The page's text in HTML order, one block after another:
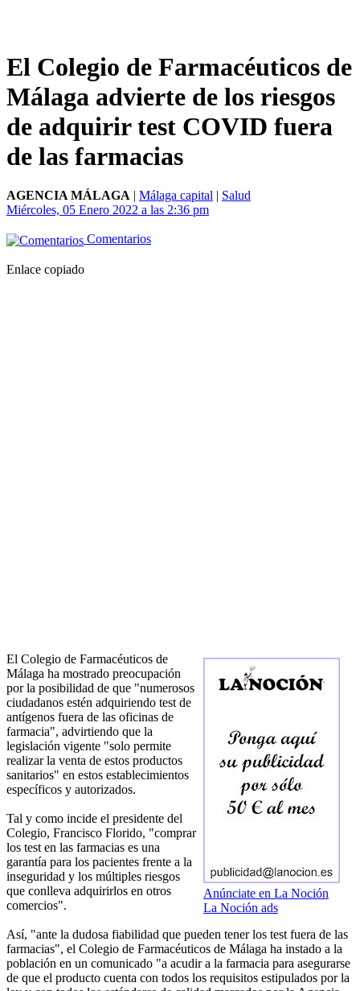
El Colegio de Farmacéuticos de
Málaga advierte de los riesgos
de adquirir test COVID fuera
de las farmacias
AGENCIA MÁLAGA | Málaga capital | Salud
Miércoles, 05 Enero 2022 a las 2:36 pm
Comentarios
Enlace copiado
Anúnciate en La Noción
La Noción ads
El Colegio de Farmacéuticos de
Málaga ha mostrado preocupación
por la posibilidad de que "numerosos
ciudadanos estén adquiriendo test de
antígenos fuera de las oficinas de
farmacia", advirtiendo que la
legislación vigente "solo permite
realizar la venta de estos productos
sanitarios" en estos establecimientos
específicos y autorizados.
Tal y como incide el presidente del
Colegio, Francisco Florido, "comprar
los test en las farmacias es una
garantía para los pacientes frente a la
inseguridad y los múltiples riesgos
que conlleva adquirirlos en otros
comercios".
Así, "ante la dudosa fiabilidad que pueden tener los test fuera de las
farmacias", el Colegio de Farmacéuticos de Málaga ha instado a la
población en un comunicado "a acudir a la farmacia para asegurarse
de que el producto cuenta con todos los requisitos estipulados por la